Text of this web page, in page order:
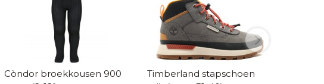
Còndor broekkousen 900
Timberland stapschoen